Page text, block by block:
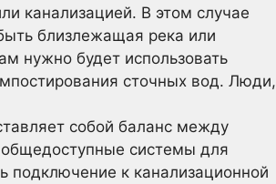
канализацией. В этом случае
близлежащая река или
нужно будет использовать
сточных вод. Люди,
собой баланс между
системы для
подключение к канализационной